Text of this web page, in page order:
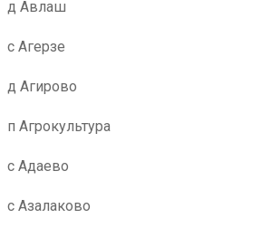
д Авлаш
с Агерзе
д Агирово
п Агрокультура
с Адаево
с Азалаково